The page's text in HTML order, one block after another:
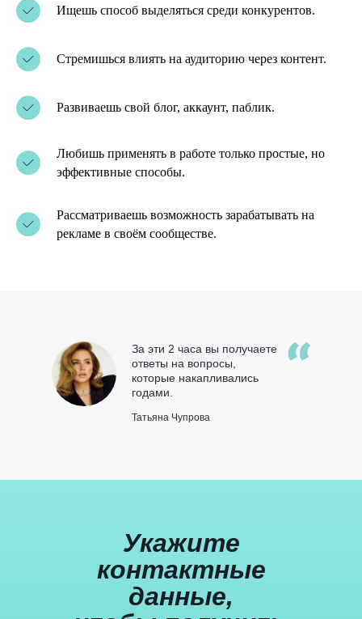
Ищешь способ выделяться среди конкурентов.
Стремишься влиять на аудиторию через контент.
Развиваешь свой блог, аккаунт, паблик.
Любишь применять в работе только простые, но
эффективные способы.
Рассматриваешь возможность зарабатывать на
рекламе в своём сообществе.
За эти 2 часа вы получаете
ответы на вопросы,
которые накапливались
годами.
Татьяна Чупрова
Укажите
контактные
данные,